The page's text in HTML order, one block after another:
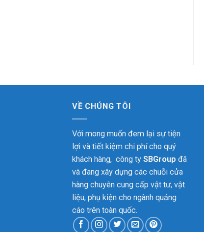
VỀ CHÚNG TÔI
Với mong muốn đem lại sự tiện
lợi và tiết kiệm chi phí cho quý
khách hàng, công ty SBGroup đã
và đang xây dựng các chuỗi cửa
hàng chuyên cung cấp vật tư, vật
liệu, phụ kiện cho ngành quảng
cáo trên toàn quốc.